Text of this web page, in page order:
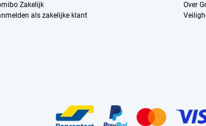
Zakelijk
als zakelijke klant
Over